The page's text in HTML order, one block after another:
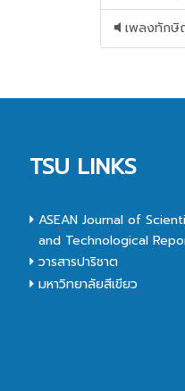
เพลงทัก
TSU LINKS
ASEAN Journal of
and Technological
วารสารปาริชาต
มหาวิทยาลัยสีเขียว